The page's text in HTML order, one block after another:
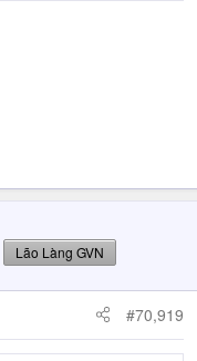
Lão Làng GVN
#70,919